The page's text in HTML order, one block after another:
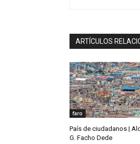
ARTÍCULOS
faro
País de ciudadanos |
G. Facho Dede